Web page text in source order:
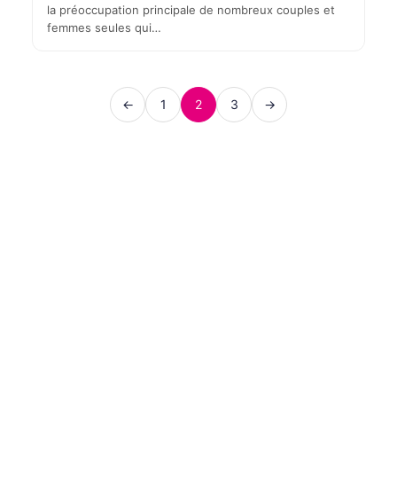
la préoccupation principale de nombreux couples et
femmes seules qui…
← 1 2 3 →